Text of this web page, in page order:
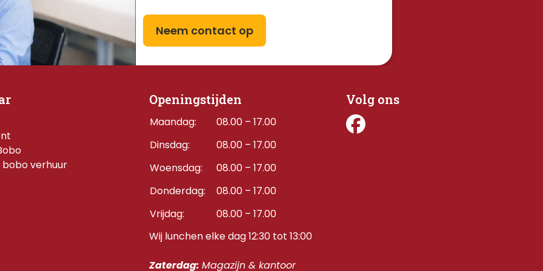
Neem contact op
verhuur
Openingstijden
Maandag:
08.00 – 17.00
Dinsdag:
08.00 – 17.00
Woensdag:
08.00 – 17.00
Donderdag: 08.00 – 17.00
Vrijdag:
08.00 – 17.00
Wij lunchen elke dag 12:30 tot 13:00
Zaterdag: Magazijn & kantoor
Volg ons